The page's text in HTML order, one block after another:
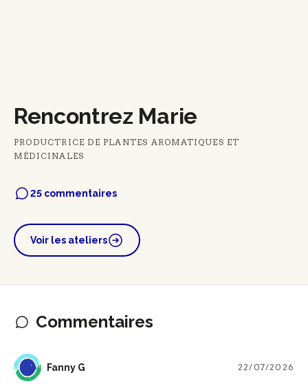
Rencontrez Marie
PRODUCTRICE DE PLANTES AROMATIQUES ET
MÉDICINALES
25 commentaires
Voir les ateliers
Commentaires
FG Fanny G 22/07/2026